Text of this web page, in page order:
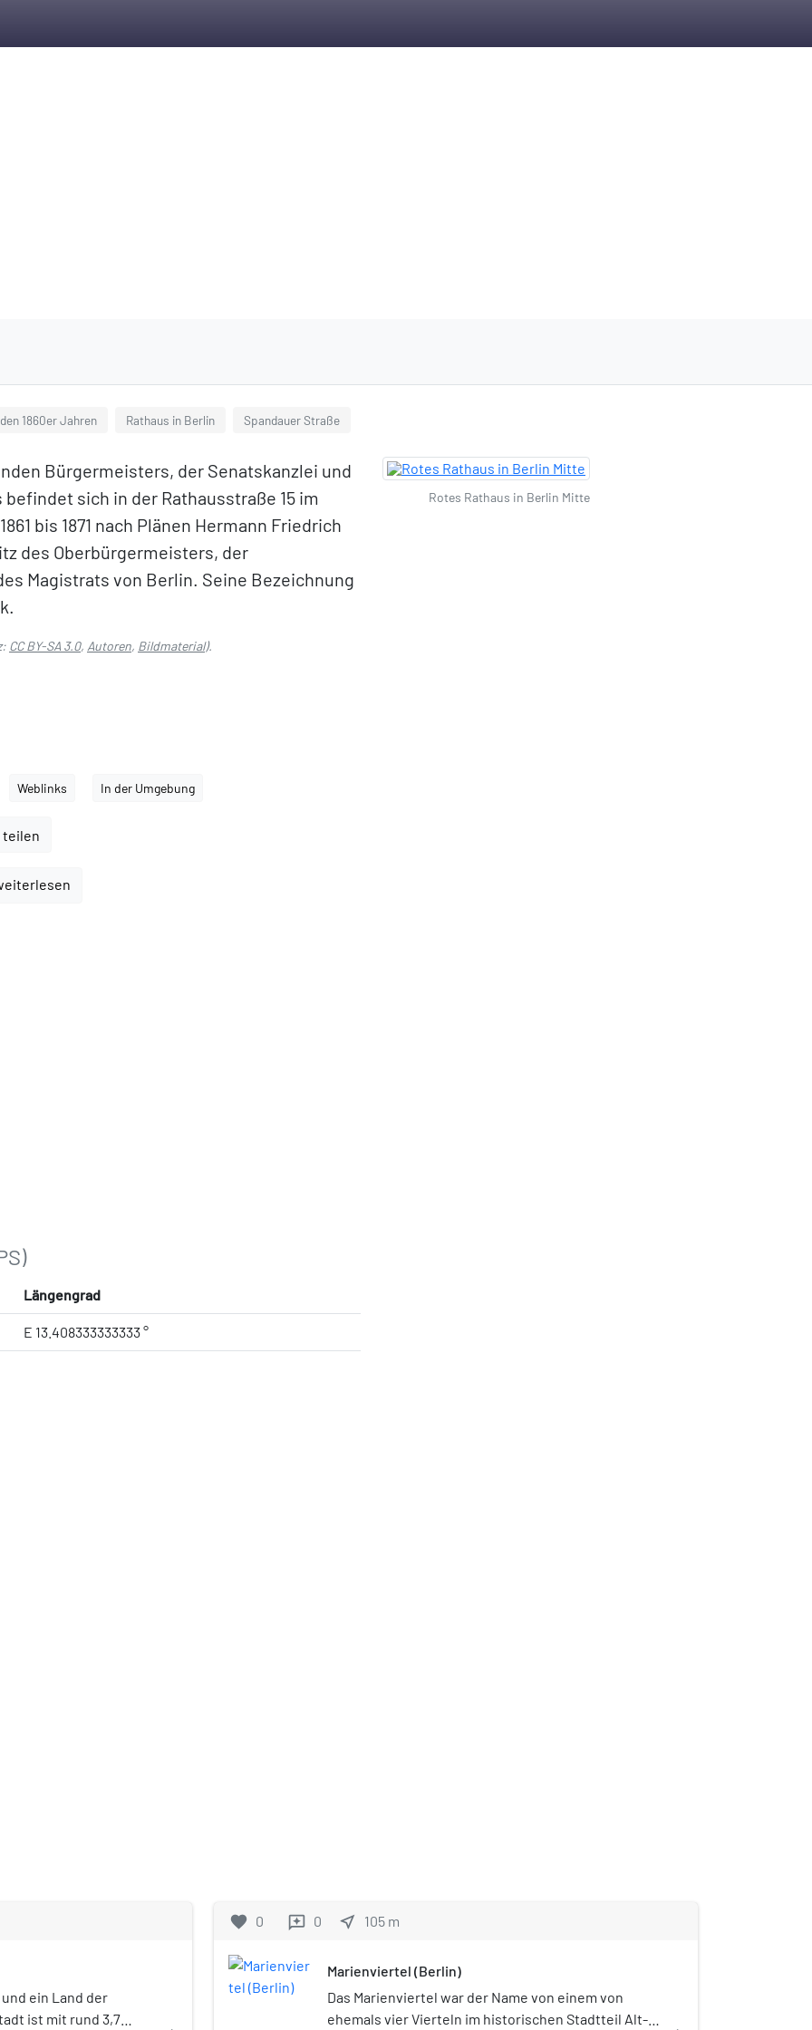
1860er Jahren Rathaus in Berlin Spandauer Straße
Bürgermeisters, der Senatskanzlei und
sich in der Rathausstraße 15 im
bis 1871 nach Plänen Hermann Friedrich
des Oberbürgermeisters, der
Magistrats von Berlin. Seine Bezeichnung
CC BY-SA 3.0, Autoren, Bildmaterial).
Weblinks In der Umgebung
teilen
Längengrad
E 13.408333333333 °
Rotes Rathaus in Berlin Mitte
ein Land der
ist mit rund 3,7
favorite 0 reviews 0 near_me 105 m
Marienviertel (Berlin)
Das Marienviertel war der Name von einem von
ehemals vier Vierteln im historischen Stadtteil Alt-